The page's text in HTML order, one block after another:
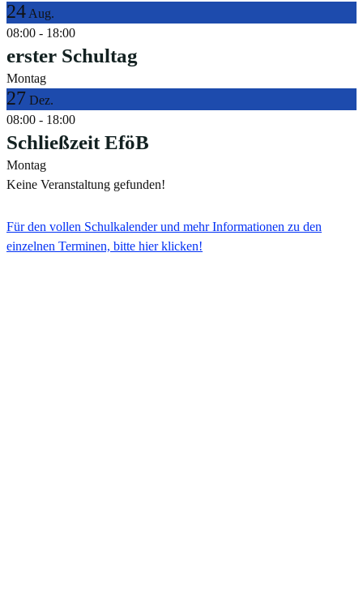
24 Aug.
08:00 - 18:00
erster Schultag
Montag
27 Dez.
08:00 - 18:00
Schließzeit EföB
Montag
Keine Veranstaltung gefunden!
Für den vollen Schulkalender und mehr Informationen zu den
einzelnen Terminen, bitte hier klicken!